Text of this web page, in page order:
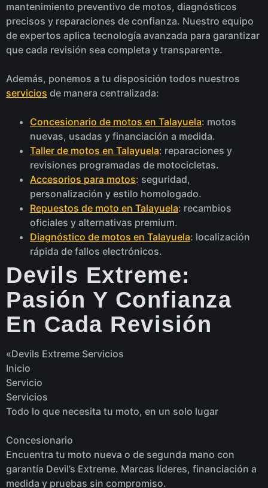
mantenimiento preventivo de motos, diagnósticos
precisos y reparaciones de confianza. Nuestro equipo
de expertos aplica tecnología avanzada para garantizar
que cada revisión sea completa y transparente.
Además, ponemos a tu disposición todos nuestros
servicios de manera centralizada:
Concesionario de motos en Talayuela: motos
nuevas, usadas y financiación a medida.
Taller de motos en Talayuela: reparaciones y
revisiones programadas de motocicletas.
Accesorios para motos: seguridad,
personalización y estilo homologado.
Repuestos de moto en Talayuela: recambios
oficiales y alternativas premium.
Diagnóstico de motos en Talayuela: localización
rápida de fallos electrónicos.
Devils Extreme:
Pasión Y Confianza
En Cada Revisión
«Devils Extreme Servicios
Inicio
Servicio
Servicios
Todo lo que necesita tu moto, en un solo lugar
Concesionario
Encuentra tu moto nueva o de segunda mano con
garantía Devil’s Extreme. Marcas líderes, financiación a
medida y pruebas sin compromiso.